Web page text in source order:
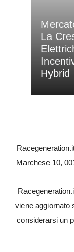
La
Hybrid
Marchese 10,
viene aggiornato
considerarsi un